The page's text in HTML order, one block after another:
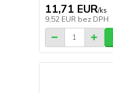
11,71 EUR/ks
9,52 EUR bez DPH